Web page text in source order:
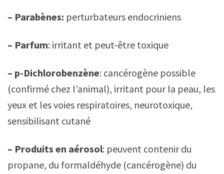
– Parabènes: perturbateurs endocriniens
– Parfum: irritant et peut-être toxique
– p-Dichlorobenzène: cancérogène possible
(confirmé chez l’animal), irritant pour la peau, les
yeux et les voies respiratoires, neurotoxique,
sensibilisant cutané
– Produits en aérosol: peuvent contenir du
propane, du formaldéhyde (cancérogène) du